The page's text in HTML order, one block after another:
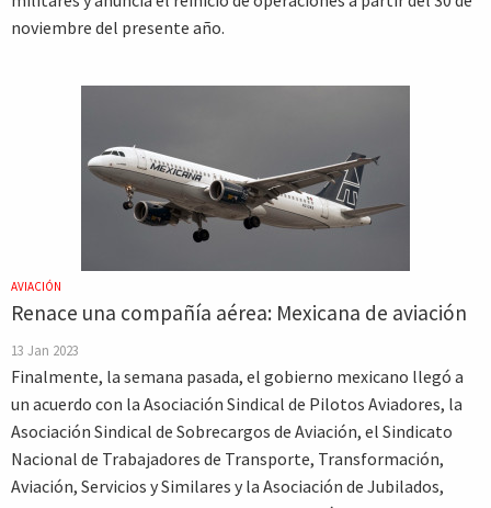
noviembre del presente año.
AVIACIÓN
Renace una compañía aérea: Mexicana de aviación
13 Jan 2023
Finalmente, la semana pasada, el gobierno mexicano llegó a
un acuerdo con la Asociación Sindical de Pilotos Aviadores, la
Asociación Sindical de Sobrecargos de Aviación, el Sindicato
Nacional de Trabajadores de Transporte, Transformación,
Aviación, Servicios y Similares y la Asociación de Jubilados,